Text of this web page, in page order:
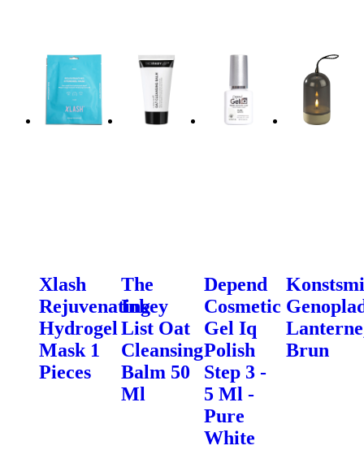
Xlash
Rejuvenating
Hydrogel
Mask 1
Pieces
The
Inkey
List Oat
Cleansing
Balm 50
Ml
Depend
Cosmetic
Gel Iq
Polish
Step 3 -
5 Ml -
Pure
White
Brun